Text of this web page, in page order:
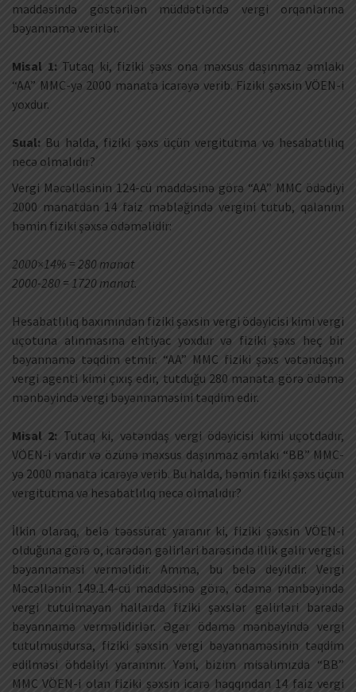
maddəsində göstərilən müddətlərdə vergi orqanlarına
bəyannamə verirlər.
Misal 1: Tutaq ki, fiziki şəxs ona məxsus daşınmaz əmlakı
“AA” MMC-yə 2000 manata icarəyə verib. Fiziki şəxsin VÖEN-i
yoxdur.
Sual: Bu halda, fiziki şəxs üçün vergitutma və hesabatlılıq
necə olmalıdır?
Vergi Məcəlləsinin 124-cü maddəsinə görə “AA” MMC ödədiyi
2000 manatdan 14 faiz məbləğində vergini tutub, qalanını
həmin fiziki şəxsə ödəməlidir:
2000×14% = 280 manat
2000-280 = 1720 manat.
Hesabatlılıq baxımından fiziki şəxsin vergi ödəyicisi kimi vergi
uçotuna alınmasına ehtiyac yoxdur və fiziki şəxs heç bir
bəyannamə təqdim etmir. “AA” MMC fiziki şəxs vətəndaşın
vergi agenti kimi çıxış edir, tutduğu 280 manata görə ödəmə
mənbəyində vergi bəyənnaməsini təqdim edir.
Misal 2: Tutaq ki, vətəndaş vergi ödəyicisi kimi uçotdadır,
VÖEN-i vardır və özünə məxsus daşınmaz əmlakı “BB” MMC-
yə 2000 manata icarəyə verib. Bu halda, həmin fiziki şəxs üçün
vergitutma və hesabatlılıq necə olmalıdır?
İlkin olaraq, belə təəssürat yaranır ki, fiziki şəxsin VÖEN-i
olduğuna görə o, icarədən gəlirləri barəsində illik gəlir vergisi
bəyannaməsi verməlidir. Amma, bu belə deyildir. Vergi
Məcəllənin 149.1.4-cü maddəsinə görə, ödəmə mənbəyində
vergi tutulmayan hallarda fiziki şəxslər gəlirləri barədə
bəyannamə verməlidirlər. Əgər ödəmə mənbəyində vergi
tutulmuşdursa, fiziki şəxsin vergi bəyannaməsinin təqdim
edilməsi öhdəliyi yaranmır. Yəni, bizim misalımızda “BB”
MMC VÖEN-i olan fiziki şəxsin icarə haqqından 14 faiz vergi